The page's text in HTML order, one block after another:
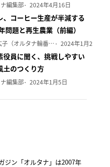
編集部 2024年4月16日
、コーヒー生産が半減する
問題と再生農業（前編）
吉田 広子（オルタナ輪番編集長） 2024年1月29日
役員に聞く、挑戦しやすい
土のつくり方
編集部 2024年1月5日
ジン「オルタナ」は2007年